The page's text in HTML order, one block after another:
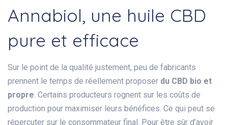
Annabiol, une huile CBD
pure et efficace
Sur le point de la qualité justement, peu de fabricants
prennent le temps de réellement proposer du CBD bio et
propre . Certains producteurs rognent sur les coûts de
production pour maximiser leurs bénéfices. Ce qui peut se
répercuter sur le consommateur final. Pour être sûr d’avoir